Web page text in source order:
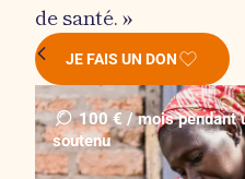
de santé. »
JE FAIS UN DON
100 € / mois pendant
soutenu